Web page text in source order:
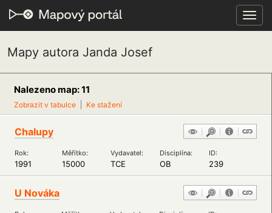
Mapy autora Janda Josef
Nalezeno map: 11
Zobrazit v tabulce Ke stažení
Chalupy
Rok: Měřítko: Vydavatel: Disciplína: ID:
1991 15000 TCE OB 239
U Nováka